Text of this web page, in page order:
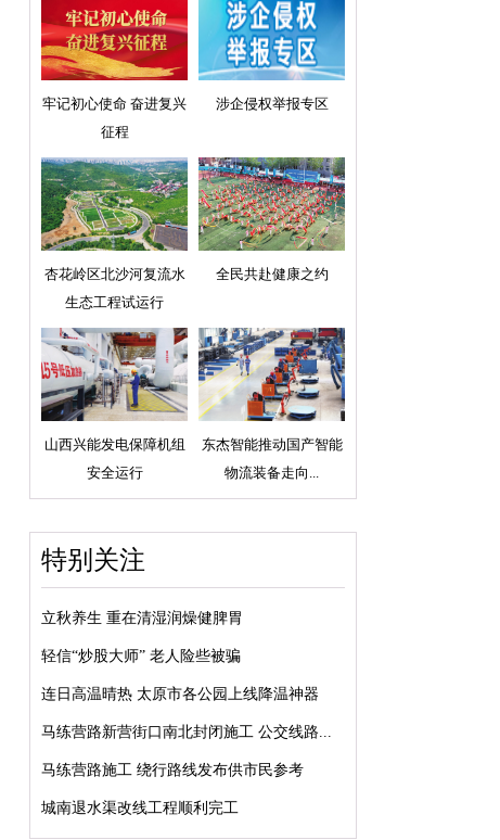
牢记初心使命 奋进复兴
征程
涉企侵权举报专区
杏花岭区北沙河复流水
生态工程试运行
全民共赴健康之约
山西兴能发电保障机组
安全运行
东杰智能推动国产智能
物流装备走向...
特别关注
立秋养生 重在清湿润燥健脾胃
轻信“炒股大师” 老人险些被骗
连日高温晴热 太原市各公园上线降温神器
马练营路新营街口南北封闭施工 公交线路...
马练营路施工 绕行路线发布供市民参考
城南退水渠改线工程顺利完工